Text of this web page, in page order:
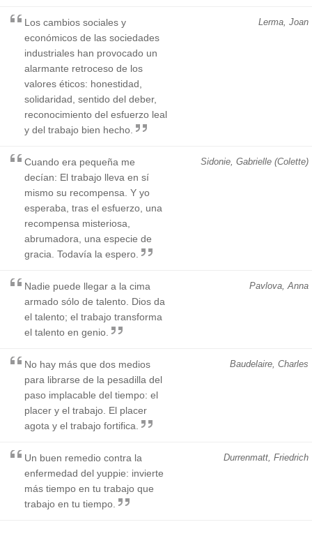
Lerma, Joan
Los cambios sociales y
económicos de las sociedades
industriales han provocado un
alarmante retroceso de los
valores éticos: honestidad,
solidaridad, sentido del deber,
reconocimiento del esfuerzo leal
y del trabajo bien hecho.
Sidonie, Gabrielle (Colette)
Cuando era pequeña me
decían: El trabajo lleva en sí
mismo su recompensa. Y yo
esperaba, tras el esfuerzo, una
recompensa misteriosa,
abrumadora, una especie de
gracia. Todavía la espero.
Pavlova, Anna
Nadie puede llegar a la cima
armado sólo de talento. Dios da
el talento; el trabajo transforma
el talento en genio.
Baudelaire, Charles
No hay más que dos medios
para librarse de la pesadilla del
paso implacable del tiempo: el
placer y el trabajo. El placer
agota y el trabajo fortifica.
Durrenmatt, Friedrich
Un buen remedio contra la
enfermedad del yuppie: invierte
más tiempo en tu trabajo que
trabajo en tu tiempo.